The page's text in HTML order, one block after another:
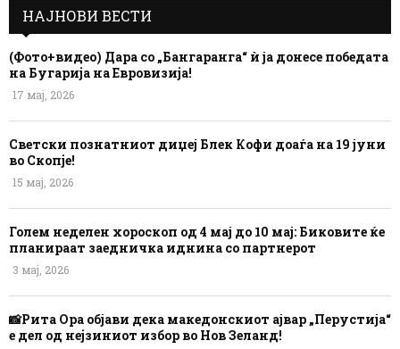
НАЈНОВИ ВЕСТИ
(Фото+видео) Дара со „Бангаранга“ ѝ ја донесе победата
на Бугарија на Евровизија!
17 мај, 2026
Светски познатниот диџеј Блек Кофи доаѓа на 19 јуни
во Скопје!
15 мај, 2026
Голем неделен хороскоп од 4 мај до 10 мај: Биковите ќе
планираат заедничка иднина со партнерот
3 мај, 2026
📸Рита Ора објави дека македонскиот ајвар „Перустија“
е дел од нејзиниот избор во Нов Зеланд!